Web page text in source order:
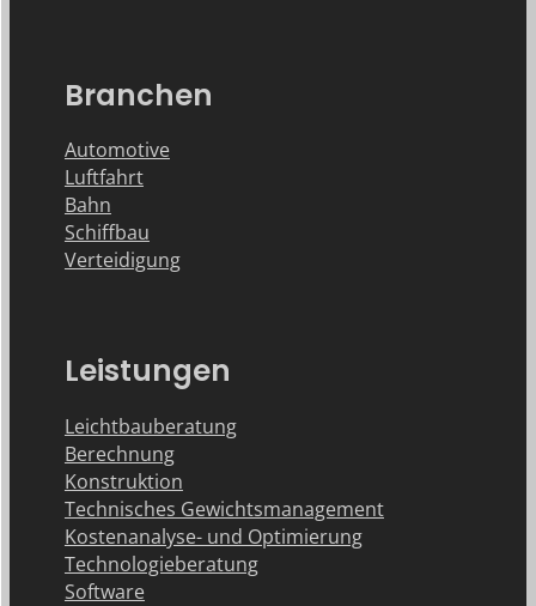
Branchen
Automotive
Luftfahrt
Bahn
Schiffbau
Verteidigung
Leistungen
Leichtbauberatung
Berechnung
Konstruktion
Technisches Gewichtsmanagement
Kostenanalyse- und Optimierung
Technologieberatung
Software